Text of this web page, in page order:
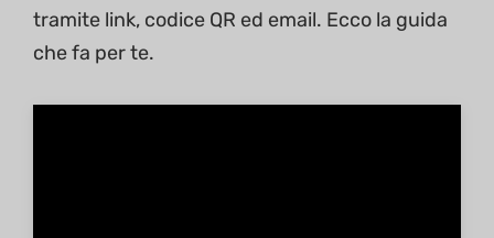
tramite link, codice QR ed email. Ecco la guida
che fa per te.